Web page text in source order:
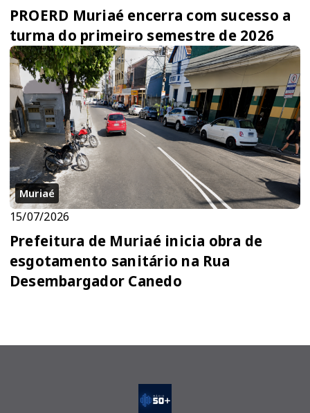
PROERD Muriaé encerra com sucesso a
turma do primeiro semestre de 2026
Muriaé
15/07/2026
Prefeitura de Muriaé inicia obra de
esgotamento sanitário na Rua
Desembargador Canedo